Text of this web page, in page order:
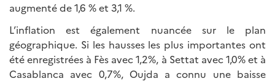
augmenté de 1,6 % et 3,1 %.
L’inflation est également nuancée sur le plan
géographique. Si les hausses les plus importantes ont
été enregistrées à Fès avec 1,2%, à Settat avec 1,0% et à
Casablanca avec 0,7%, Oujda a connu une baisse